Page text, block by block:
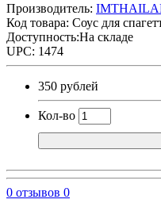
Производитель:
Код товара: Соус для
Доступность:На складе
UPC: 1474
350 рублей
Кол-во
0 отзывов 0